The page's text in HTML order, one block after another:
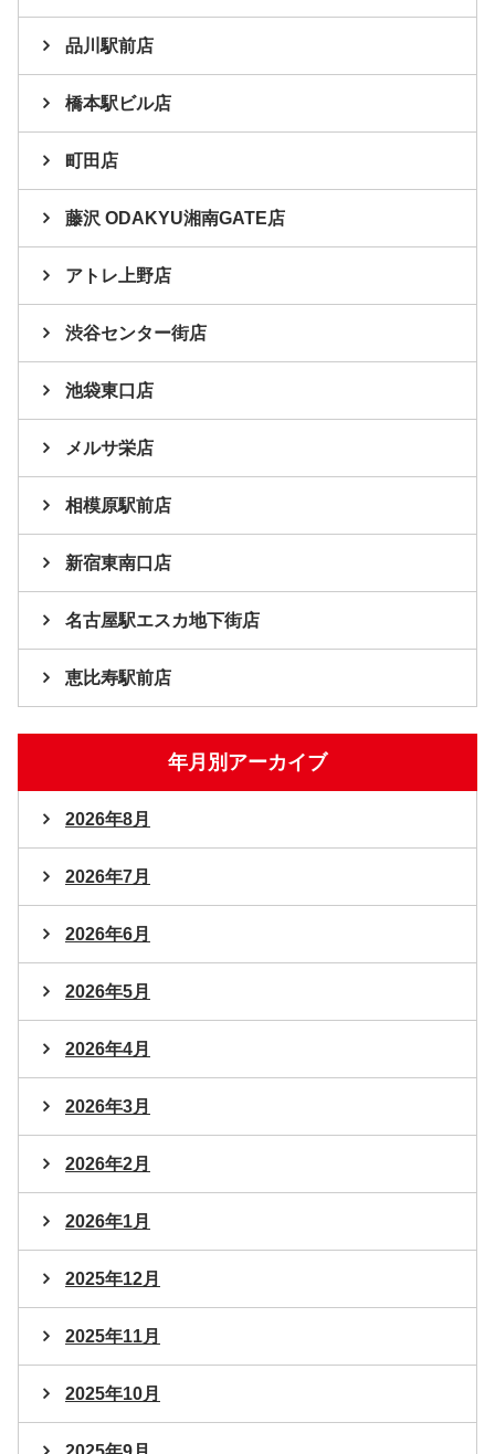
品川駅前店
橋本駅ビル店
町田店
藤沢 ODAKYU湘南GATE店
アトレ上野店
渋谷センター街店
池袋東口店
メルサ栄店
相模原駅前店
新宿東南口店
名古屋駅エスカ地下街店
恵比寿駅前店
年月別アーカイブ
2026年8月
2026年7月
2026年6月
2026年5月
2026年4月
2026年3月
2026年2月
2026年1月
2025年12月
2025年11月
2025年10月